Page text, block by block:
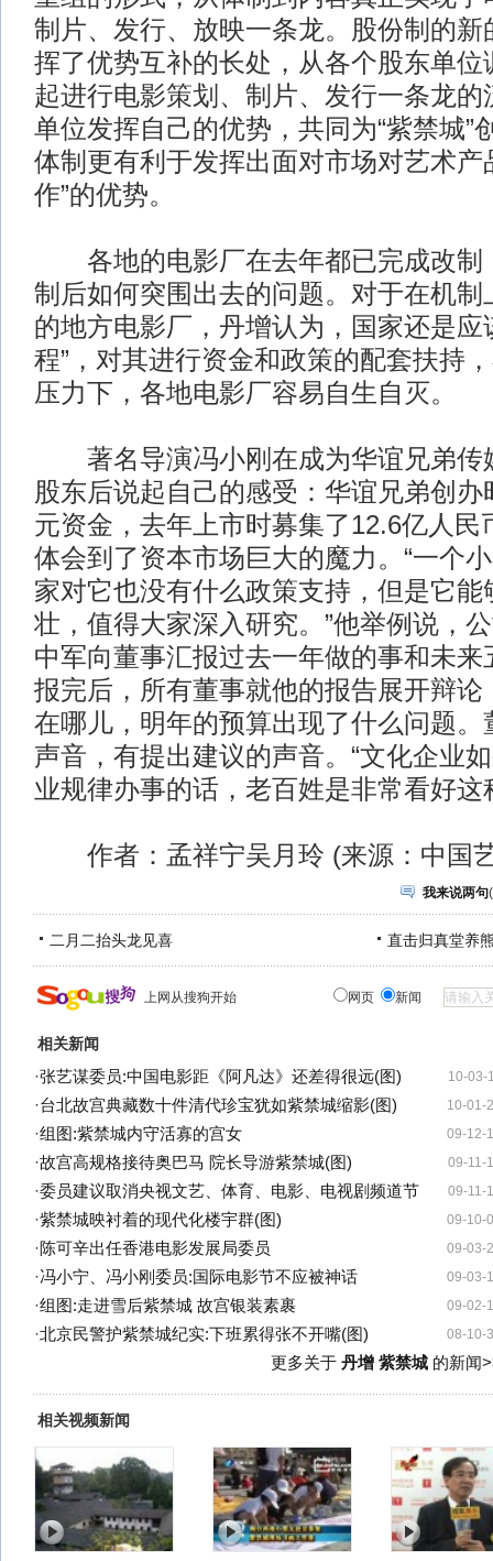
制片、发行、放映一条龙。股份制的新
挥了优势互补的长处，从各个股东单位
起进行电影策划、制片、发行一条龙的
单位发挥自己的优势，共同为“紫禁城”
体制更有利于发挥出面对市场对艺术产
作”的优势。
各地的电影厂在去年都已完成改制
制后如何突围出去的问题。对于在机制
的地方电影厂，丹增认为，国家还是应
程”，对其进行资金和政策的配套扶持
压力下，各地电影厂容易自生自灭。
著名导演冯小刚在成为华谊兄弟传
股东后说起自己的感受：华谊兄弟创办
元资金，去年上市时募集了12.6亿人民
体会到了资本市场巨大的魔力。“一个
家对它也没有什么政策支持，但是它能
壮，值得大家深入研究。”他举例说，
中军向董事汇报过去一年做的事和未来
报完后，所有董事就他的报告展开辩论
在哪儿，明年的预算出现了什么问题。
声音，有提出建议的声音。“文化企业
业规律办事的话，老百姓是非常看好这
作者：孟祥宁吴月玲 (来源：中国
我来说两句(
二月二抬头龙见喜 直击归真堂养
上网从搜狗开始 网页 新闻
相关新闻
10-03-
·张艺谋委员:中国电影距《阿凡达》还差得很远(图)
10-01-
·台北故宫典藏数十件清代珍宝犹如紫禁城缩影(图)
09-12-
·组图:紫禁城内守活寡的宫女
09-11-
·故宫高规格接待奥巴马 院长导游紫禁城(图)
09-11-
·委员建议取消央视文艺、体育、电影、电视剧频道节
09-10-
·紫禁城映衬着的现代化楼宇群(图)
09-03-
·陈可辛出任香港电影发展局委员
09-03-
·冯小宁、冯小刚委员:国际电影节不应被神话
09-02-
·组图:走进雪后紫禁城 故宫银装素裹
08-10-
·北京民警护紫禁城纪实:下班累得张不开嘴(图)
更多关于 丹增 紫禁城的新闻
相关视频新闻